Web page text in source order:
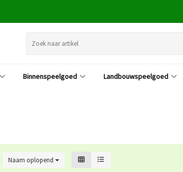
Binnenspeelgoed Landbouwspeelgoed
Naam oplopend